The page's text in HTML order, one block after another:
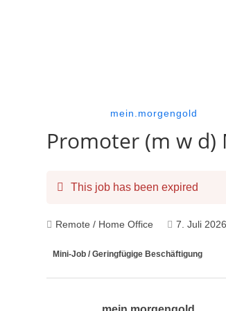
mein.morgengold
Promoter (m w
This job has been expired
Remote / Home Office 7. Juli 2026
Mini-Job / Geringfügige Beschäftigung